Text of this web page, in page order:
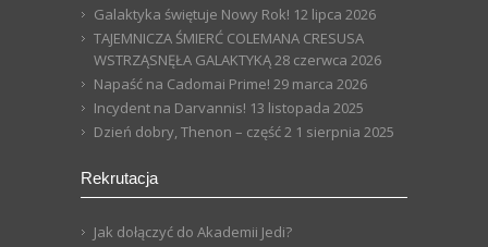
Galaktyka świętuje Nowy Rok! 12 lipca 2026
TAJEMNICZA ŚMIERĆ COLEMANA CRESUSA
WSTRZĄSNĘŁA GALAKTYKĄ28 czerwca 2026
Napaść na Cadomai Prime! 29 marca 2026
Incydent na Darvannis! 13 listopada 2025
Dzień dobry, Thenon – część 2 1 sierpnia 2025
Rekrutacja
Jak dołączyć do Akademii Jedi?